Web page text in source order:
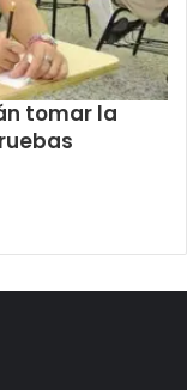
tomar la